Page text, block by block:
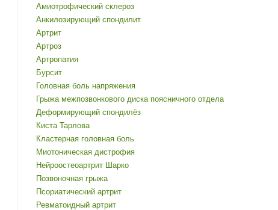
Амиотрофический склероз
Анкилозирующий спондилит
Артрит
Артроз
Артропатия
Бурсит
Головная боль напряжения
Грыжа межпозвонкового диска поясничного отдела
Деформирующий спондилёз
Киста Тарлова
Кластерная головная боль
Миотоническая дистрофия
Нейроостеоартрит Шарко
Позвоночная грыжа
Псориатический артрит
Ревматоидный артрит